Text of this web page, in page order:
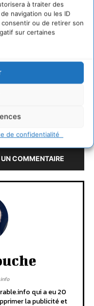
à traiter des
navigation ou les ID
ou de retirer son
sur certaines
de confidentialité
COMMENTAIRE
qui a eu 20
la publicité et